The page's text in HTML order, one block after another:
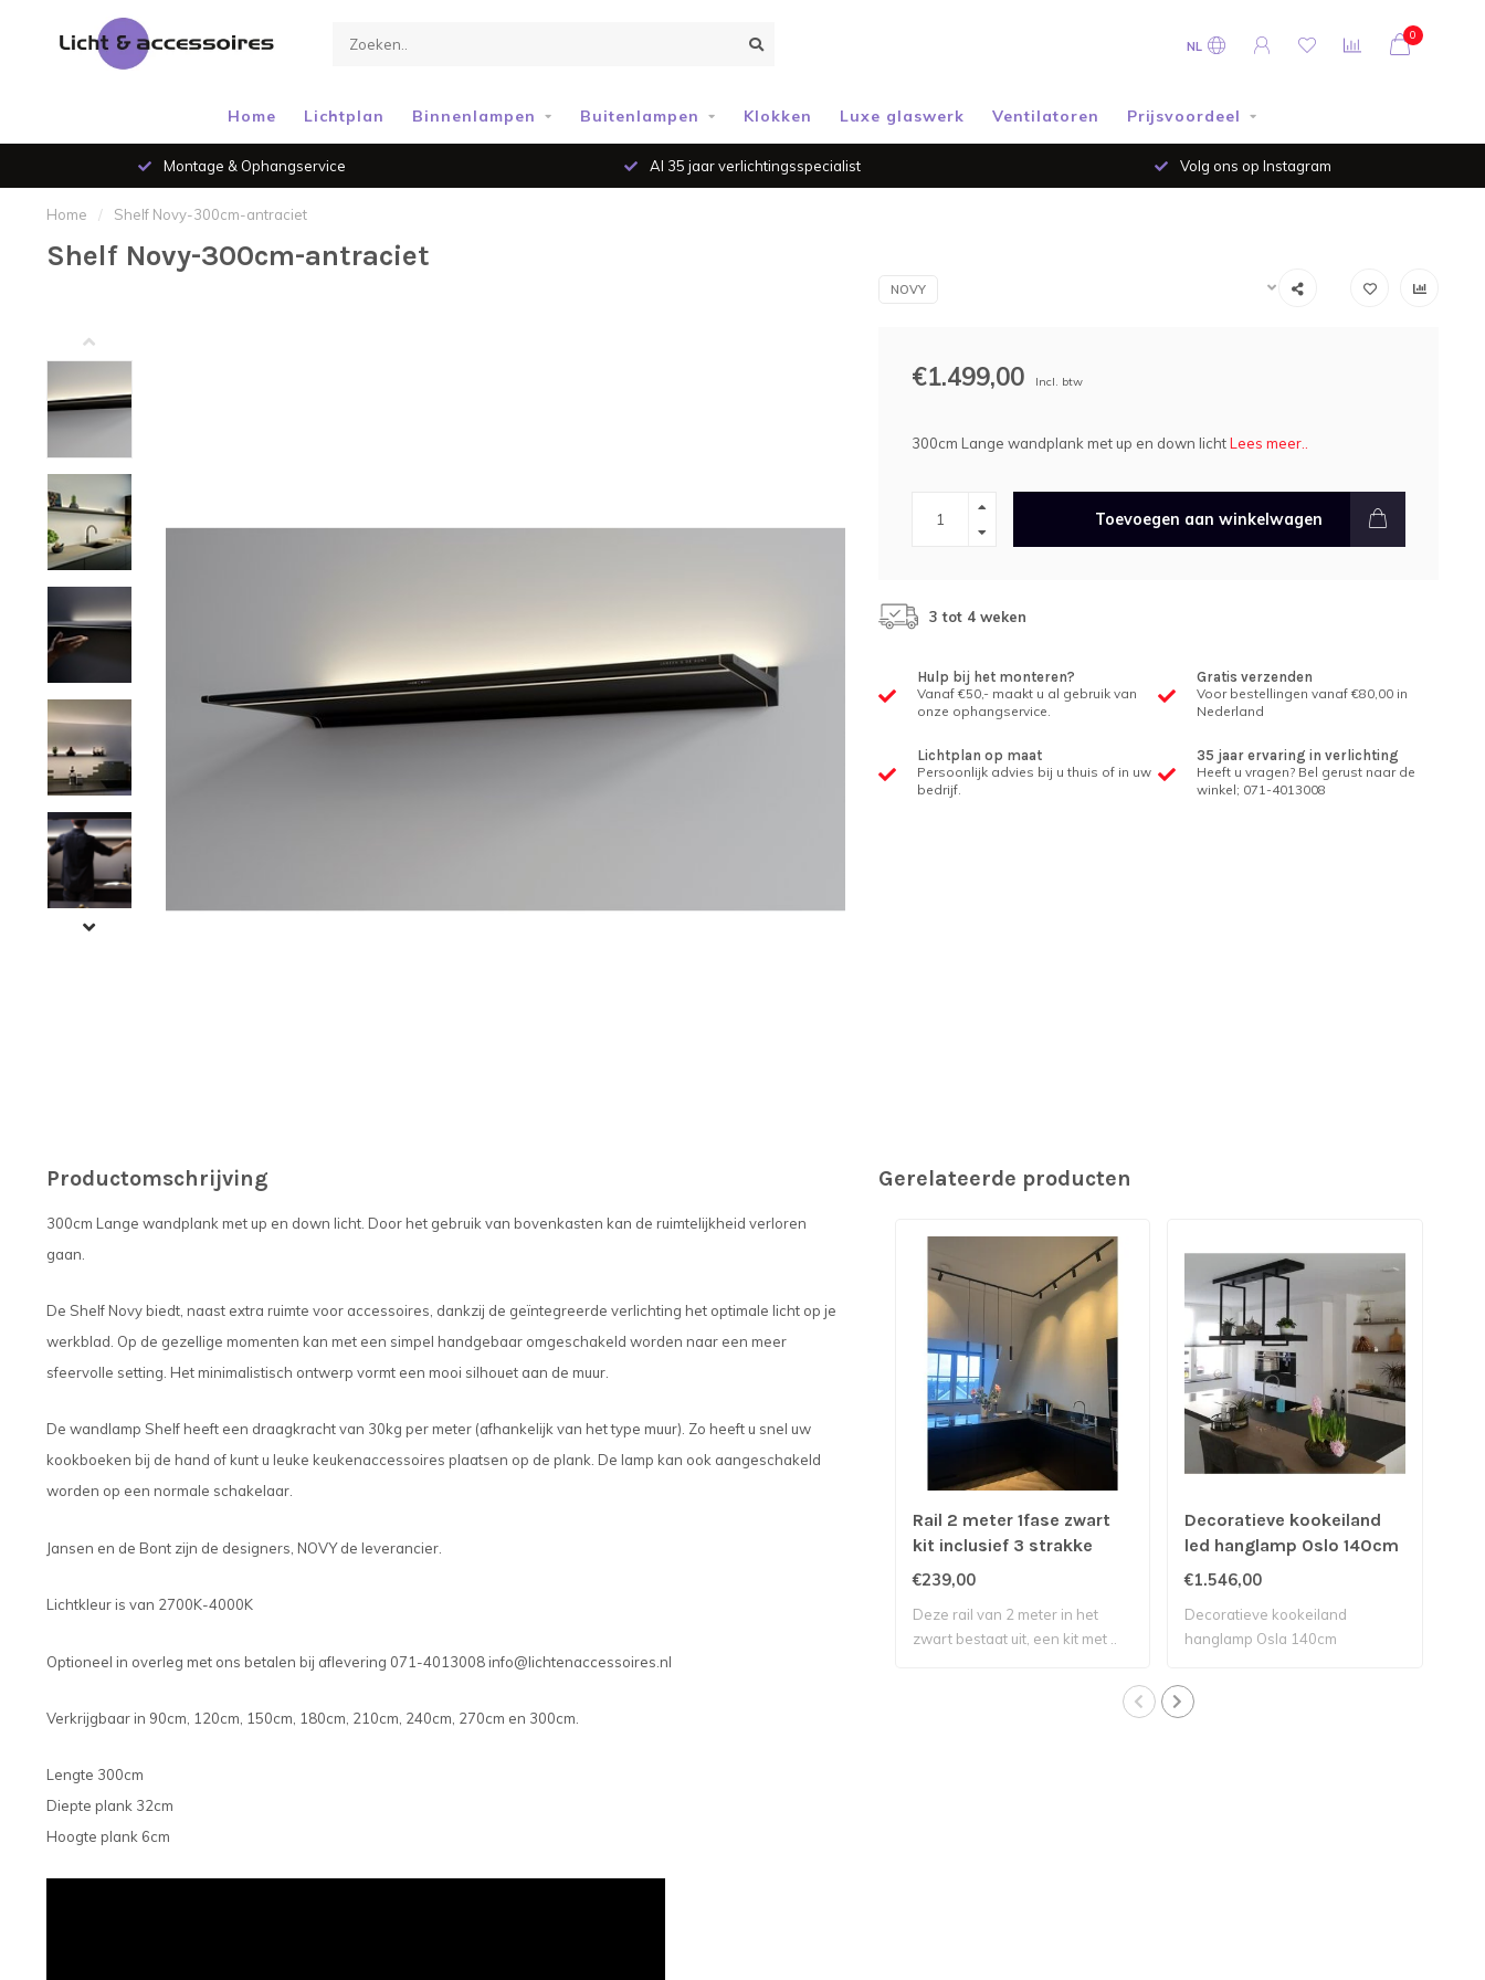
NL
0
Home Lichtplan Binnenlampen Buitenlampen Klokken Luxe glaswerk Ventilatoren Prijsvoordeel
Montage & Ophangservice Al 35 jaar verlichtingsspecialist Volg ons op Instagram
Home / Shelf Novy-300cm-antraciet
Shelf Novy-300cm-antraciet
NOVY
€1.499,00 Incl. btw
300cm Lange wandplank met up en down lichtLees meer..
Toevoegen aan winkelwagen
3 tot 4 weken
Hulp bij het monteren?
Vanaf €50,- maakt u al gebruik van
onze ophangservice.
Gratis verzenden
Voor bestellingen vanaf €80,00 in
Nederland
Lichtplan op maat
Persoonlijk advies bij u thuis of in uw
bedrijf.
35 jaar ervaring in verlichting
Heeft u vragen? Bel gerust naar de
winkel; 071-4013008
Productomschrijving
300cm Lange wandplank met up en down licht. Door het gebruik van bovenkasten kan de ruimtelijkheid verloren
gaan.
De Shelf Novy biedt, naast extra ruimte voor accessoires, dankzij de geïntegreerde verlichting het optimale licht op je
werkblad. Op de gezellige momenten kan met een simpel handgebaar omgeschakeld worden naar een meer
sfeervolle setting. Het minimalistisch ontwerp vormt een mooi silhouet aan de muur.
De wandlamp Shelf heeft een draagkracht van 30kg per meter (afhankelijk van het type muur). Zo heeft u snel uw
kookboeken bij de hand of kunt u leuke keukenaccessoires plaatsen op de plank. De lamp kan ook aangeschakeld
worden op een normale schakelaar.
Jansen en de Bont zijn de designers, NOVY de leverancier.
Lichtkleur is van 2700K-4000K
Optioneel in overleg met ons betalen bij aflevering 071-4013008 info@lichtenaccessoires.nl
Verkrijgbaar in 90cm, 120cm, 150cm, 180cm, 210cm, 240cm, 270cm en 300cm.
Lengte 300cm
Diepte plank 32cm
Hoogte plank 6cm
Gerelateerde producten
Rail 2 meter 1fase zwart
kit inclusief 3 strakke
spots
€239,00
Deze rail van 2 meter in het
zwart bestaat uit, een kit met ..
Decoratieve kookeiland
led hanglamp Oslo 140cm
€1.546,00
Decoratieve kookeiland
hanglamp Osla 140cm